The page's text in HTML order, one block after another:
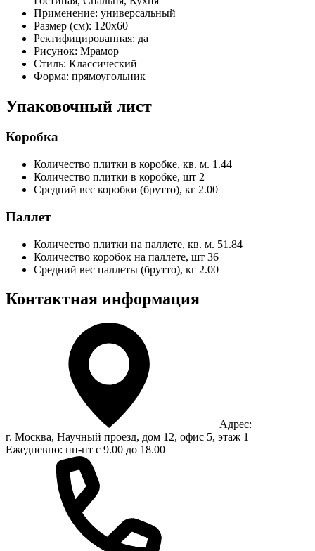
Применение: универсальный
Размер (см): 120x60
Ректифицированная: да
Рисунок: Мрамор
Стиль: Классический
Форма: прямоугольник
Упаковочный лист
Коробка
Количество плитки в коробке, кв. м. 1.44
Количество плитки в коробке, шт 2
Средний вес коробки (брутто), кг 2.00
Паллет
Количество плитки на паллете, кв. м. 51.84
Количество коробок на паллете, шт 36
Средний вес паллеты (брутто), кг 2.00
Контактная информация
Адрес:
г. Москва, Научный проезд, дом 12, офис 5, этаж 1
Ежедневно: пн-пт с 9.00 до 18.00